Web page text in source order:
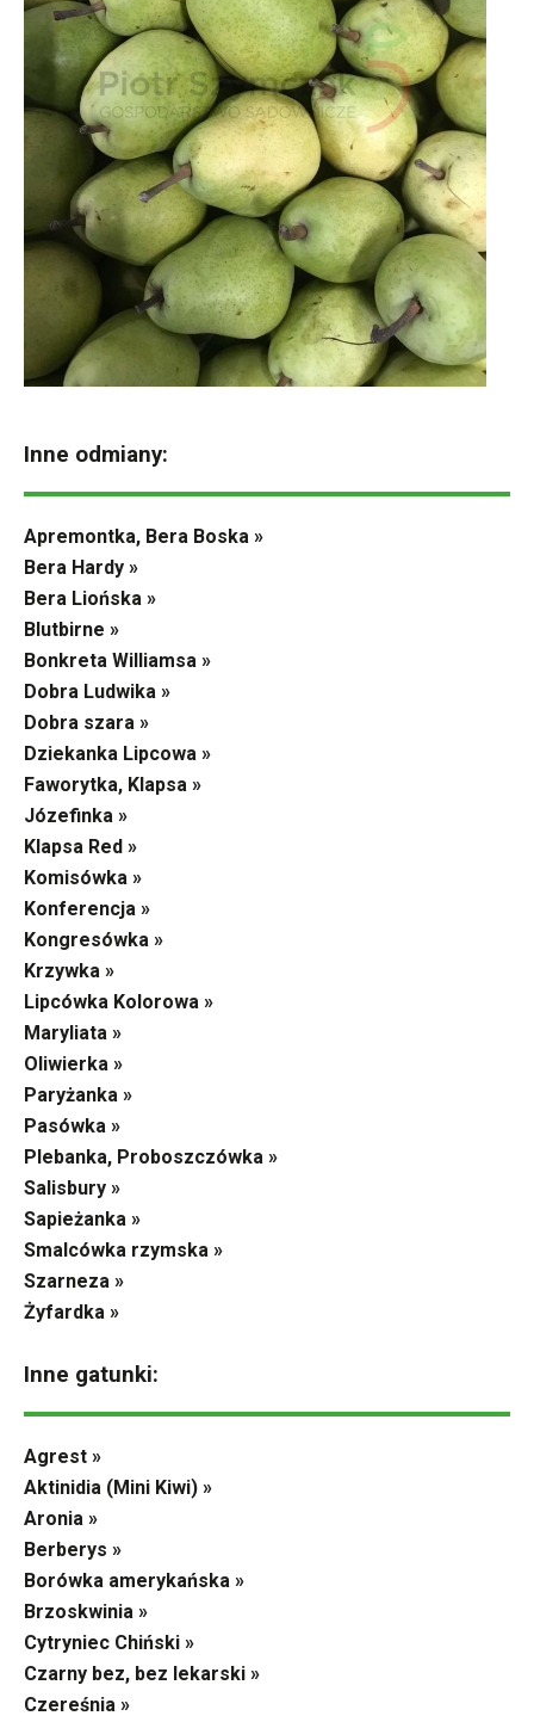
Inne odmiany:
Apremontka, Bera Boska »
Bera Hardy »
Bera Liońska »
Blutbirne »
Bonkreta Williamsa »
Dobra Ludwika »
Dobra szara »
Dziekanka Lipcowa »
Faworytka, Klapsa »
Józefinka »
Klapsa Red »
Komisówka »
Konferencja »
Kongresówka »
Krzywka »
Lipcówka Kolorowa »
Maryliata »
Oliwierka »
Paryżanka »
Pasówka »
Plebanka, Proboszczówka »
Salisbury »
Sapieżanka »
Smalcówka rzymska »
Szarneza »
Żyfardka »
Inne gatunki:
Agrest »
Aktinidia (Mini Kiwi) »
Aronia »
Berberys »
Borówka amerykańska »
Brzoskwinia »
Cytryniec Chiński »
Czarny bez, bez lekarski »
Czereśnia »